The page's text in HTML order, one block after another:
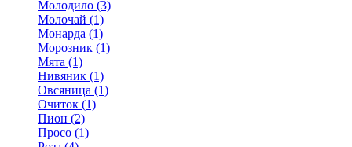
Молодило (3)
Молочай (1)
Монарда (1)
Морозник (1)
Мята (1)
Нивяник (1)
Овсяница (1)
Очиток (1)
Пион (2)
Просо (1)